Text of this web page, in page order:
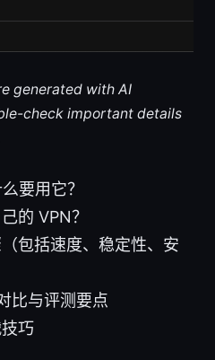
generated with AI
check important details
要用它？
的 VPN？
包括速度、稳定性、安
比与评测要点
巧